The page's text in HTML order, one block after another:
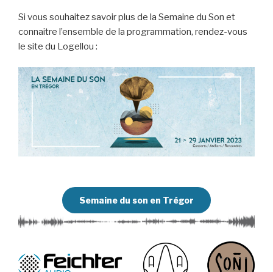
Si vous souhaitez savoir plus de la Semaine du Son et
connaitre l’ensemble de la programmation, rendez-vous
le site du Logellou :
Semaine du son en Trégor